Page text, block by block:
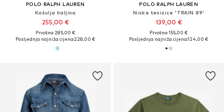
POLO RALPH LAUREN
Košulja haljina
255,00 €
Prvotno: 285,00 €
Posljednja najniža cijena:228,00 €
POLO RALPH LAUREN
Niske tenisice 'TRAIN 89'
139,00 €
Prvotno: 155,00 €
Posljednja najniža cijena:124,00 €